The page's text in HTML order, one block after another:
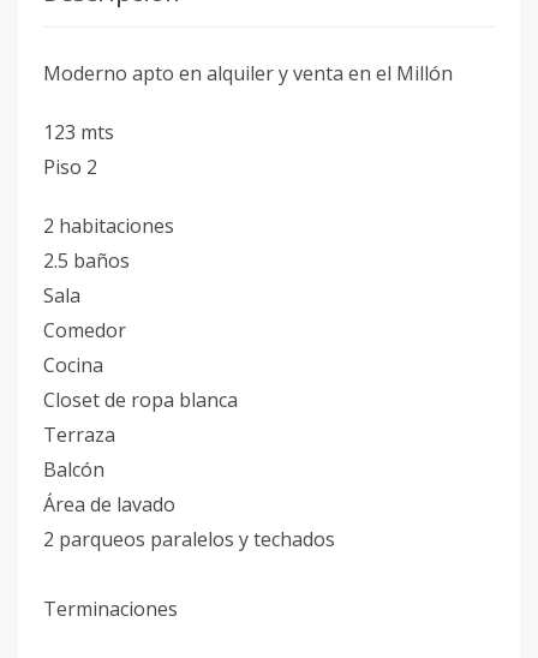
Moderno apto en alquiler y venta en el Millón
123 mts
Piso 2
2 habitaciones
2.5 baños
Sala
Comedor
Cocina
Closet de ropa blanca
Terraza
Balcón
Área de lavado
2 parqueos paralelos y techados
Terminaciones